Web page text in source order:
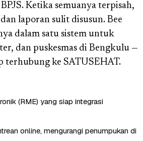
Ketika semuanya terpisah,
laporan sulit disusun. Bee
dalam satu sistem untuk
dan puskesmas di Bengkulu —
terhubung ke SATUSEHAT.
(RME) yang siap integrasi
online, mengurangi penumpukan di